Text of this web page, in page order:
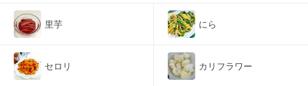
里芋 にら
セロリ カリフラワー